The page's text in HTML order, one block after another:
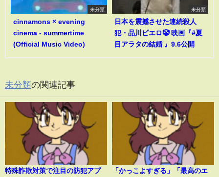
未分類
cinnamons × evening
cinema - summertime
(Official Music Video)
未分類
日本を震撼させた連続殺人
犯・品川ピエロ🤡 映画『#夏
目アラタの結婚 』9.6公開
未分類の関連記事
特殊詐欺対策で注目の防犯アプ 「かっこよすぎる」「最高のエ